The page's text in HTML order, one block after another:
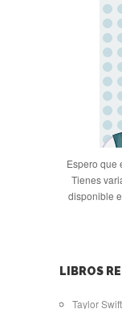
Espero que
Tienes
disponible
LIBROS
Taylor Swift